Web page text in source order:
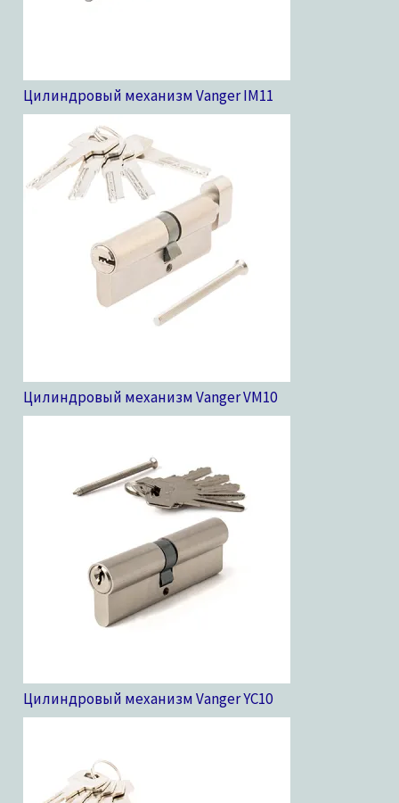
Цилиндровый механизм Vanger IM11
Цилиндровый механизм Vanger VM10
Цилиндровый механизм Vanger YC10